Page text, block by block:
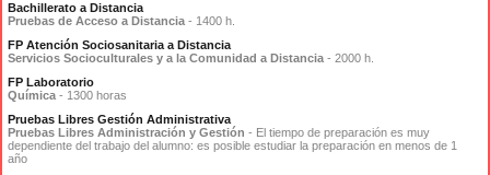
Bachillerato a Distancia
Pruebas de Acceso a Distancia - 1400 h.
FP Atención Sociosanitaria a Distancia
Servicios Socioculturales y a la Comunidad a Distancia - 2000 h.
FP Laboratorio
Química - 1300 horas
Pruebas Libres Gestión Administrativa
Pruebas Libres Administración y Gestión - El tiempo de preparación es muy
dependiente del trabajo del alumno: es posible estudiar la preparación en menos de 1
año